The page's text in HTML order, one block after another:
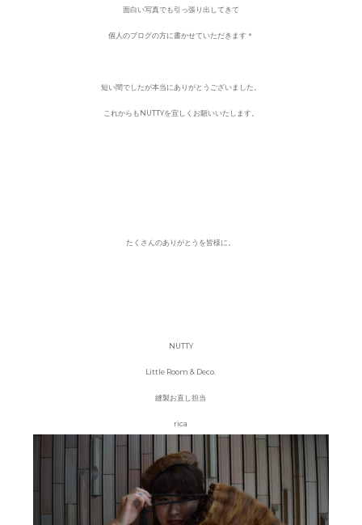
面白い写真でも引っ張り出してきて
個人のブログの方に書かせていただきます＊
短い間でしたが本当にありがとうございました。
これからもNUTTYを宜しくお願いいたします。
たくさんのありがとうを皆様に。
NUTTY
Little Room & Deco.
縫製お直し担当
rica